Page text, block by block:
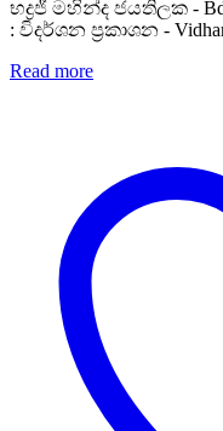
භද්‍රජී මහින්ද ජයතිලක -
: විදර්ශන ප්‍රකාශන -
Read more